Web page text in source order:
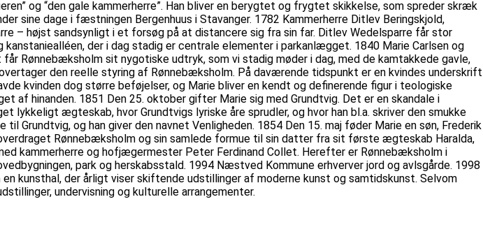
og “den gale kammerherre”. Han bliver en berygtet og frygtet skikkelse, som spreder skræk
sine dage i fæstningen Bergenhuus i Stavanger. 1782 Kammerherre Ditlev Beringskjold,
– højst sandsynligt i et forsøg på at distancere sig fra sin far. Ditlev Wedelsparre får stor
der i dag stadig er centrale elementer i parkanlægget. 1840 Marie Carlsen og
Rønnebæksholm sit nygotiske udtryk, som vi stadig møder i dag, med de kamtakkede gavle,
den reelle styring af Rønnebæksholm. På daværende tidspunkt er en kvindes underskrift
kvinden dog større beføjelser, og Marie bliver en kendt og definerende figur i teologiske
af hinanden. 1851 Den 25. oktober gifter Marie sig med Grundtvig. Det er en skandale i
ægteskab, hvor Grundtvigs lyriske åre sprudler, og hvor han bl.a. skriver den smukke
Grundtvig, og han giver den navnet Venligheden. 1854 Den 15. maj føder Marie en søn, Frederik
Rønnebæksholm og sin samlede formue til sin datter fra sit første ægteskab Haralda,
kammerherre og hofjægermester Peter Ferdinand Collet. Herefter er Rønnebæksholm i
park og herskabsstald. 1994 Næstved Kommune erhverver jord og avlsgårde. 1998
kunsthal, der årligt viser skiftende udstillinger af moderne kunst og samtidskunst. Selvom
undervisning og kulturelle arrangementer.